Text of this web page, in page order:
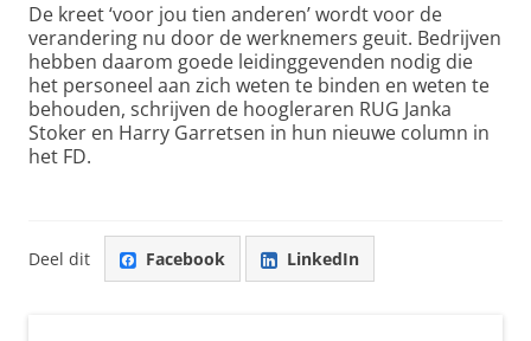
De kreet ‘voor jou tien anderen’ wordt voor de
verandering nu door de werknemers geuit. Bedrijven
hebben daarom goede leidinggevenden nodig die
het personeel aan zich weten te binden en weten te
behouden, schrijven de hoogleraren RUG Janka
Stoker en Harry Garretsen in hun nieuwe column in
het FD.
Deel dit Facebook LinkedIn